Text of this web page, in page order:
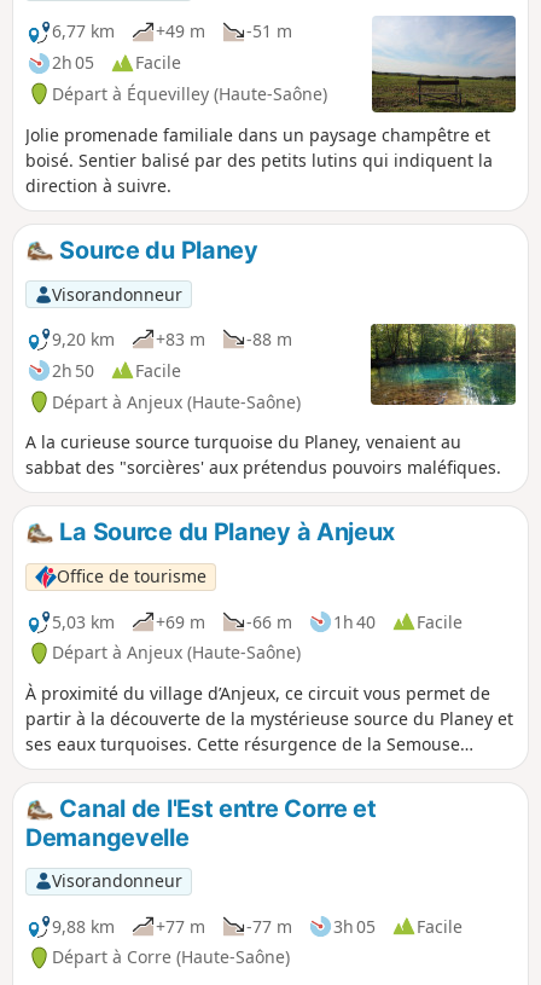
6,77 km
+49 m
-51 m
2h 05
Facile
Départ à Équevilley (Haute-Saône)
Jolie promenade familiale dans un paysage champêtre et
boisé. Sentier balisé par des petits lutins qui indiquent la
direction à suivre.
Source du Planey
Visorandonneur
9,20 km
+83 m
-88 m
2h 50
Facile
Départ à Anjeux (Haute-Saône)
A la curieuse source turquoise du Planey, venaient au
sabbat des "sorcières' aux prétendus pouvoirs maléfiques.
La Source du Planey à Anjeux
Office de tourisme
5,03 km
+69 m -66 m 1h 40
Facile
Départ à Anjeux (Haute-Saône)
À proximité du village d’Anjeux, ce circuit vous permet de
partir à la découverte de la mystérieuse source du Planey et
ses eaux turquoises. Cette résurgence de la Semouse
présente une eau cristalline dont la couleur change au fil
des heures et des saisons. Tout au long du parcours, des
panneaux d’interprétation ainsi que des tables de lecture
vous permettront de mieux appréhender ce site
remarquable.
Canal de l'Est entre Corre et
Demangevelle
Visorandonneur
9,88 km
+77 m -77 m 3h 05
Facile
Départ à Corre (Haute-Saône)